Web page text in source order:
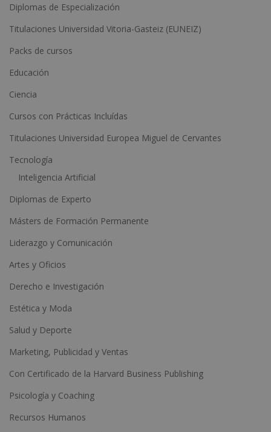
e
r
n
i
v
e
Diplomas de Especialización
Titulaciones Universidad Vitoria-Gasteiz (EUNEIZ)
Packs de cursos
Educación
Ciencia
Cursos con Prácticas Incluídas
Titulaciones Universidad Europea Miguel de Cervantes
Tecnología
Inteligencia Artificial
Diplomas de Experto
Másters de Formación Permanente
Liderazgo y Comunicación
Artes y Oficios
Derecho e Investigación
Estética y Moda
Salud y Deporte
Marketing, Publicidad y Ventas
Con Certificado de la Harvard Business Publishing
Psicología y Coaching
Recursos Humanos